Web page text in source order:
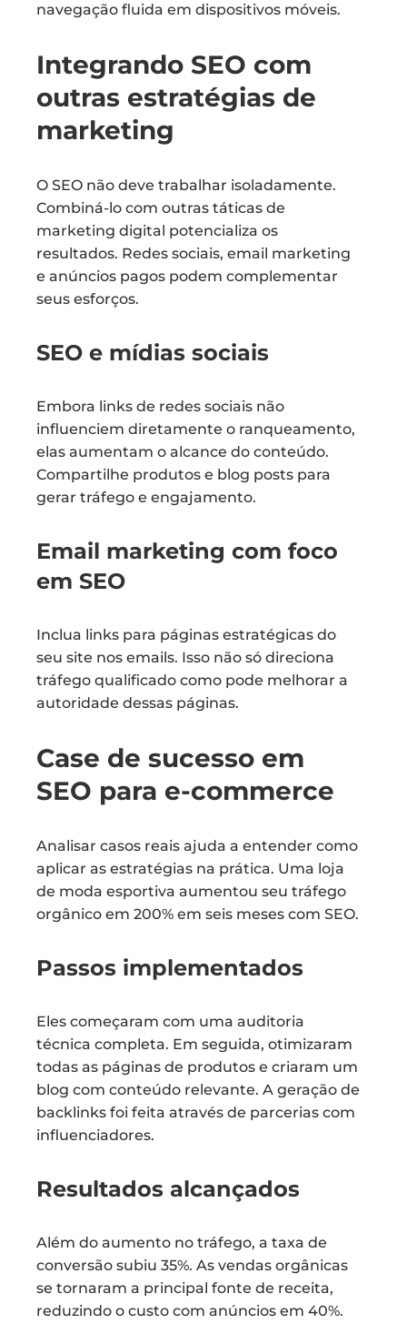
navegação fluida em dispositivos móveis.
Integrando SEO com
outras estratégias de
marketing
O SEO não deve trabalhar isoladamente.
Combiná-lo com outras táticas de
marketing digital potencializa os
resultados. Redes sociais, email marketing
e anúncios pagos podem complementar
seus esforços.
SEO e mídias sociais
Embora links de redes sociais não
influenciem diretamente o ranqueamento,
elas aumentam o alcance do conteúdo.
Compartilhe produtos e blog posts para
gerar tráfego e engajamento.
Email marketing com foco
em SEO
Inclua links para páginas estratégicas do
seu site nos emails. Isso não só direciona
tráfego qualificado como pode melhorar a
autoridade dessas páginas.
Case de sucesso em
SEO para e-commerce
Analisar casos reais ajuda a entender como
aplicar as estratégias na prática. Uma loja
de moda esportiva aumentou seu tráfego
orgânico em 200% em seis meses com SEO.
Passos implementados
Eles começaram com uma auditoria
técnica completa. Em seguida, otimizaram
todas as páginas de produtos e criaram um
blog com conteúdo relevante. A geração de
backlinks foi feita através de parcerias com
influenciadores.
Resultados alcançados
Além do aumento no tráfego, a taxa de
conversão subiu 35%. As vendas orgânicas
se tornaram a principal fonte de receita,
reduzindo o custo com anúncios em 40%.